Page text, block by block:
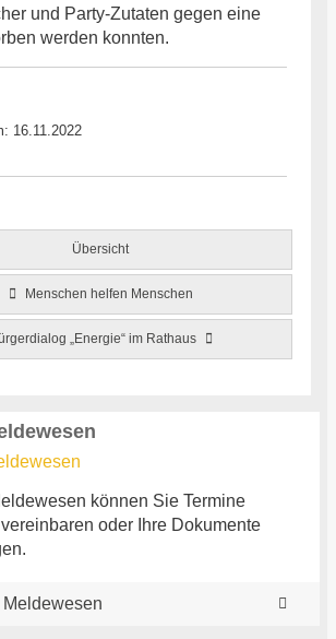
und Party-Zutaten gegen eine
werden konnten.
16.11.2022
Übersicht
Menschen helfen Menschen
„Energie“ im Rathaus
können Sie Termine
oder Ihre Dokumente